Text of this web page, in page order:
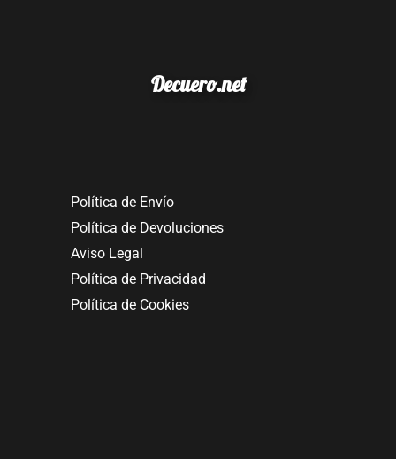
Decuero.net
Política de Envío
Política de Devoluciones
Aviso Legal
Política de Privacidad
Política de Cookies